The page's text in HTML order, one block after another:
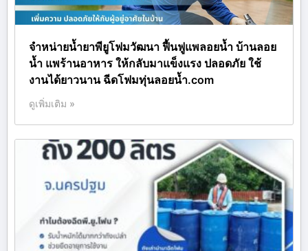
จำหน่ายน้ำยาพียูโฟมวัฒนา ฟื้นฟูแพลอยน้ำ บ้านลอย
น้ำ แพร้านอาหาร ให้กลับมาแข็งแรง ปลอดภัย ใช้
งานได้ยาวนาน ฉีดโฟมทุ่นลอยน้ำ.com
ดูเพิ่มเติม »